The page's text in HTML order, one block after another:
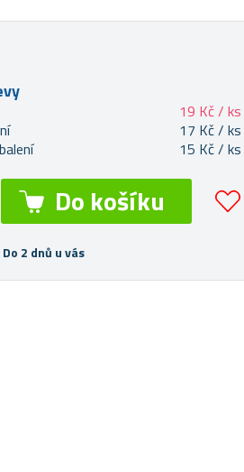
19 Kč / ks
17 Kč / ks
15 Kč / ks
2 dnů u vás